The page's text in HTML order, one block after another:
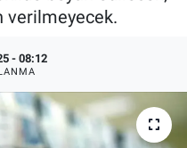
verilmeyecek.
- 08:12